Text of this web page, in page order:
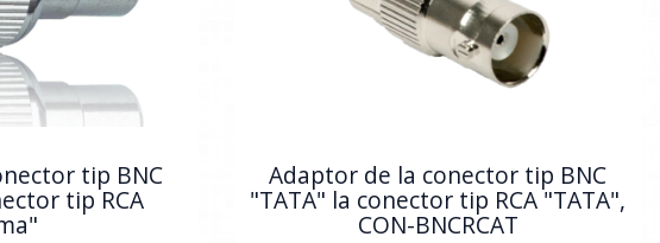
tip BNC
tip RCA
Adaptor de la conector tip BNC
"TATA" la conector tip RCA "TATA",
CON-BNCRCAT